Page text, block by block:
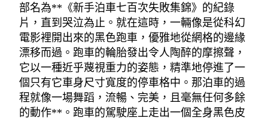
部名為**《新手泊車七百次失敗集錦》的紀錄
片，直到哭泣為止。就在這時，一輛像是從科幻
電影裡開出來的黑色跑車，優雅地從網格的邊緣
漂移而過。跑車的輪胎發出令人陶醉的摩擦聲，
它以一種近乎蔑視重力的姿態，精準地停進了一
個只有它車身尺寸寬度的停車格中。那泊車的過
程就像一場舞蹈，流暢、完美，且毫無任何多餘
的動作**。跑車的駕駛座上走出一個全身黑色皮